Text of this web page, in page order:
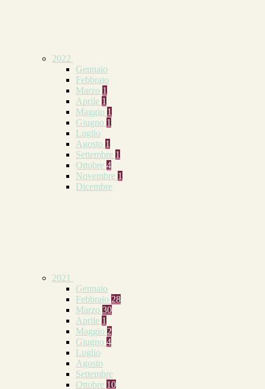
2022
Gennaio
Febbraio
Marzo 1
Aprile 1
Maggio 1
Giugno 1
Luglio
Agosto 1
Settembre 1
Ottobre 4
Novembre 1
Dicembre
2021
Gennaio
Febbraio 28
Marzo 30
Aprile 1
Maggio 2
Giugno 4
Luglio
Agosto
Settembre
Ottobre 10